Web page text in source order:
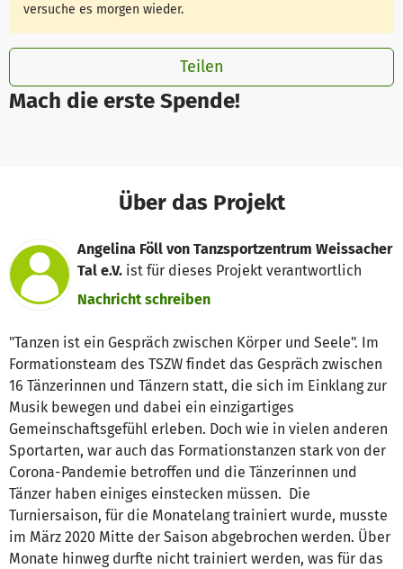
Mach die erste Spende!
versuche es morgen wieder.
Teilen
Über das Projekt
Angelina Föll von Tanzsportzentrum Weissacher
Tal e.V. ist für dieses Projekt verantwortlich
Nachricht schreiben
"Tanzen ist ein Gespräch zwischen Körper und Seele". Im
Formationsteam des TSZW findet das Gespräch zwischen
16 Tänzerinnen und Tänzern statt, die sich im Einklang zur
Musik bewegen und dabei ein einzigartiges
Gemeinschaftsgefühl erleben. Doch wie in vielen anderen
Sportarten, war auch das Formationstanzen stark von der
Corona-Pandemie betroffen und die Tänzerinnen und
Tänzer haben einiges einstecken müssen. Die
Turniersaison, für die Monatelang trainiert wurde, musste
im März 2020 Mitte der Saison abgebrochen werden. Über
Monate hinweg durfte nicht trainiert werden, was für das